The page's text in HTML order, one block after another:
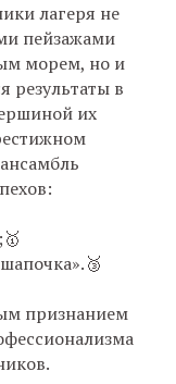
лагеря не
пейзажами
морем, но и
в
их
признанием